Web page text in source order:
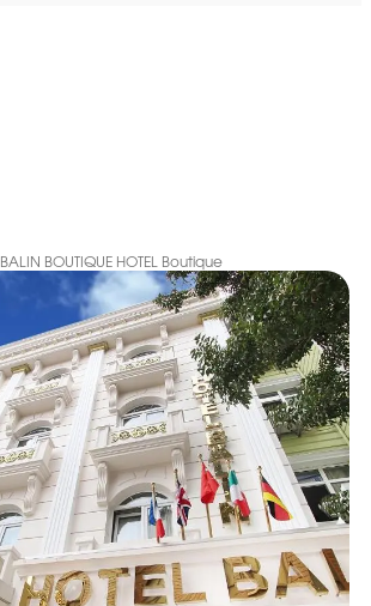
BALIN BOUTIQUE HOTEL Boutique